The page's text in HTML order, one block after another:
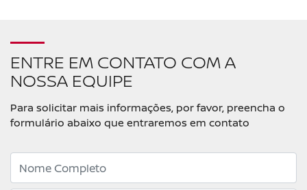
ENTRE EM CONTATO COM A
NOSSA EQUIPE
Para solicitar mais informações, por favor, preencha o
formulário abaixo que entraremos em contato